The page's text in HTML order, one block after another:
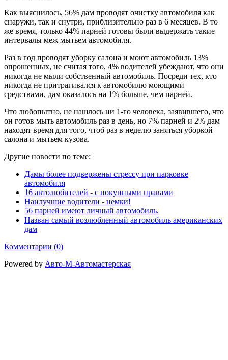
Как выяснилось, 56% дам проводят очистку автомобиля как
снаружи, так и снутри, приблизительно раз в 6 месяцев. В то
же время, только 44% парней готовы были выдержать такие
интервалы меж мытьем автомобиля.
Раз в год проводят уборку салона и моют автомобиль 13%
опрошенных, не считая того, 4% водителей убеждают, что они
никогда не мыли собственный автомобиль. Посреди тех, кто
никогда не притрагивался к автомобилю моющими
средствами, дам оказалось на 1% больше, чем парней.
Что любопытно, не нашлось ни 1-го человека, заявившего, что
он готов мыть автомобиль раз в день, но 7% парней и 2% дам
находят время для того, чтоб раз в неделю заняться уборкой
салона и мытьем кузова.
Другие новости по теме:
Дамы более подвержены стрессу при парковке
автомобиля
16 автолюбителей - с покупными правами
Наилучшие водители - немки!
56 парней имеют личный автомобиль.
Назван самый возлюбленный автомобиль американских
дам
Комментарии (0)
Powered by Авто-М-Автомастерская